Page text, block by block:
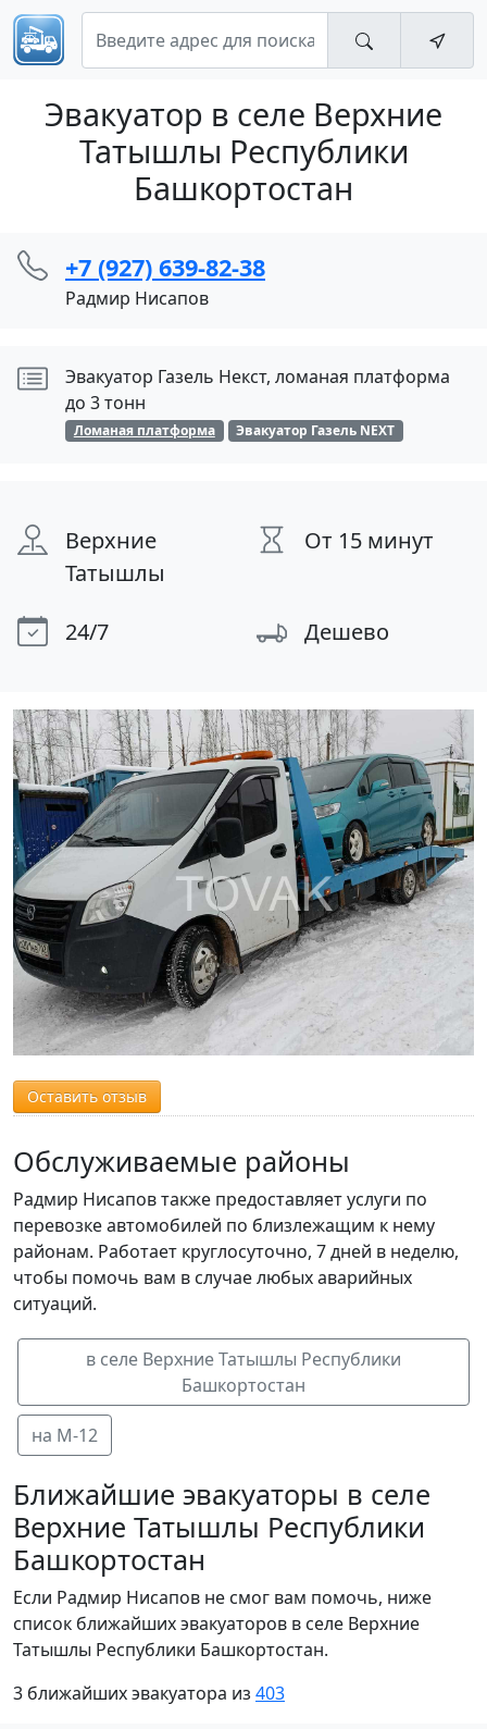
Эвакуатор в селе Верхние
Татышлы Республики
Башкортостан
+7 (927) 639-82-38
Радмир Нисапов
Эвакуатор Газель Некст, ломаная платформа
до 3 тонн
Ломаная платформа Эвакуатор Газель NEXT
Верхние
Татышлы
От 15 минут
24/7 Дешево
Оставить отзыв
Обслуживаемые районы
Радмир Нисапов также предоставляет услуги по
перевозке автомобилей по близлежащим к нему
районам. Работает круглосуточно, 7 дней в неделю,
чтобы помочь вам в случае любых аварийных
ситуаций.
в селе Верхние Татышлы Республики
Башкортостан
на М-12
Ближайшие эвакуаторы в селе
Верхние Татышлы Республики
Башкортостан
Если Радмир Нисапов не смог вам помочь, ниже
список ближайших эвакуаторов в селе Верхние
Татышлы Республики Башкортостан.
3 ближайших эвакуатора из 403